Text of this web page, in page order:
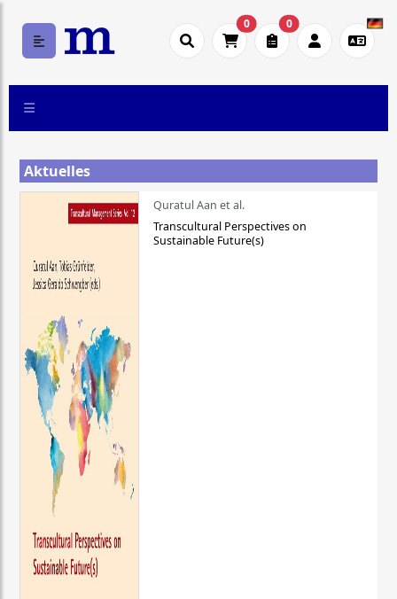
0 0
Aktuelles
Quratul Aan et al.
Transcultural Perspectives on
Sustainable Future(s)